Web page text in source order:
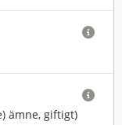

ämne, giftigt)
